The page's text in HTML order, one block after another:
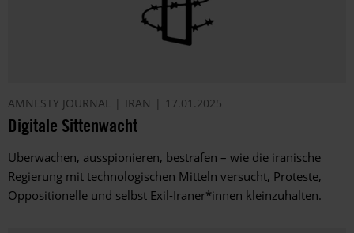
AMNESTY JOURNAL IRAN 17.01.2025
Digitale Sittenwacht
Überwachen, ausspionieren, bestrafen – wie die iranische
Regierung mit technologischen Mitteln versucht, Proteste,
Oppositionelle und selbst Exil-Iraner*innen kleinzuhalten.